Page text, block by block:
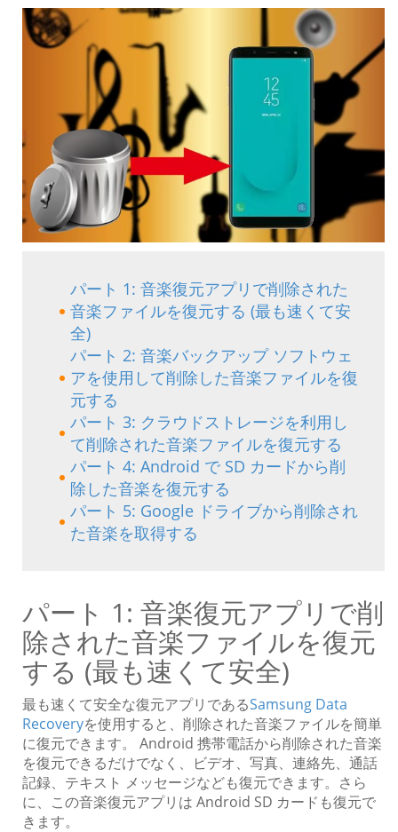
パート 1: 音楽復元アプリで削除された
音楽ファイルを復元する (最も速くて安
全)
パート 2: 音楽バックアップ ソフトウェ
アを使用して削除した音楽ファイルを復
元する
パート 3: クラウドストレージを利用し
て削除された音楽ファイルを復元する
パート 4: Android で SD カードから削
除した音楽を復元する
パート 5: Google ドライブから削除され
た音楽を取得する
パート 1: 音楽復元アプリで削
除された音楽ファイルを復元
する (最も速くて安全)
最も速くて安全な復元アプリであるSamsung Data
Recoveryを使用すると、削除された音楽ファイルを簡単
に復元できます。 Android 携帯電話から削除された音楽
を復元できるだけでなく、ビデオ、写真、連絡先、通話
記録、テキスト メッセージなども復元できます。さら
に、この音楽復元アプリは Android SD カードも復元で
きます。